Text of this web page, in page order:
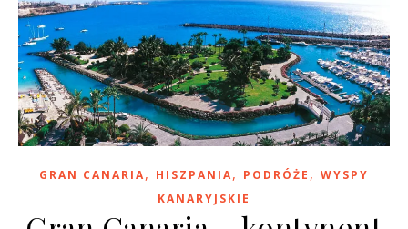
GRAN CANARIA, HISZPANIA, PODRÓŻE , WYSPY
KANARYJSKIE